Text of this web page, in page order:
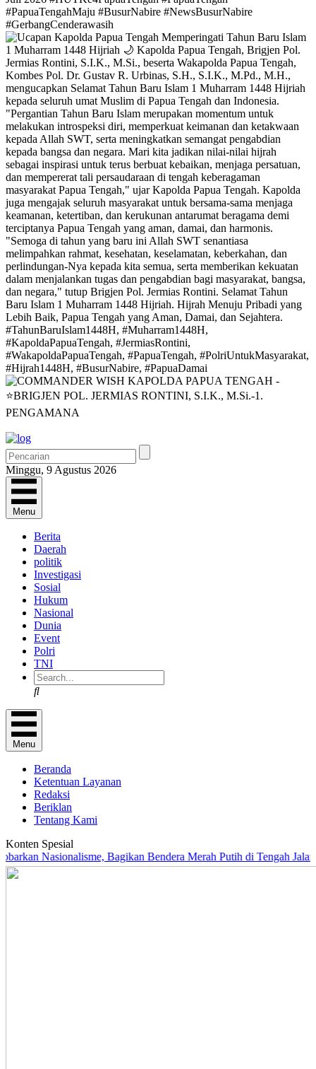
Minggu, 9 Agustus 2026
Menu
Berita
Daerah
politik
Investigasi
Sosial
Hukum
Nasional
Dunia
Event
Polri
TNI
Search
Menu
Beranda
Ketentuan Layanan
Redaksi
Beriklan
Tentang Kami
Konten Spesial
Bagikan Bendera Merah Putih di Tengah Jalan Santai